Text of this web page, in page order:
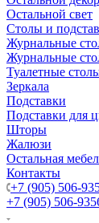
Остальной свет
Столы и
Журнальные
Журнальные
Туалетные
Зеркала
Подставки
Подставки для
Шторы
Жалюзи
Остальная
Контакты
+7 (905) 506-
+7 (905) 506-